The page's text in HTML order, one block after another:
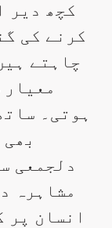
کچھ دیر
کرنے کی
چاہتے
ہوتی۔
دلجمعی
مشاہرہ
انسان پر